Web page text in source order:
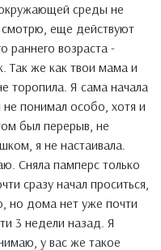
среды не
еще действуют
раннего возраста -
Так же как твои мама и
торопила. Я сама начала
понимал особо, хотя и
был перерыв, не
я не настаивала.
Сняла памперс только
сразу начал проситься,
но дома нет уже почти
3 недели назад. Я
у вас же такое